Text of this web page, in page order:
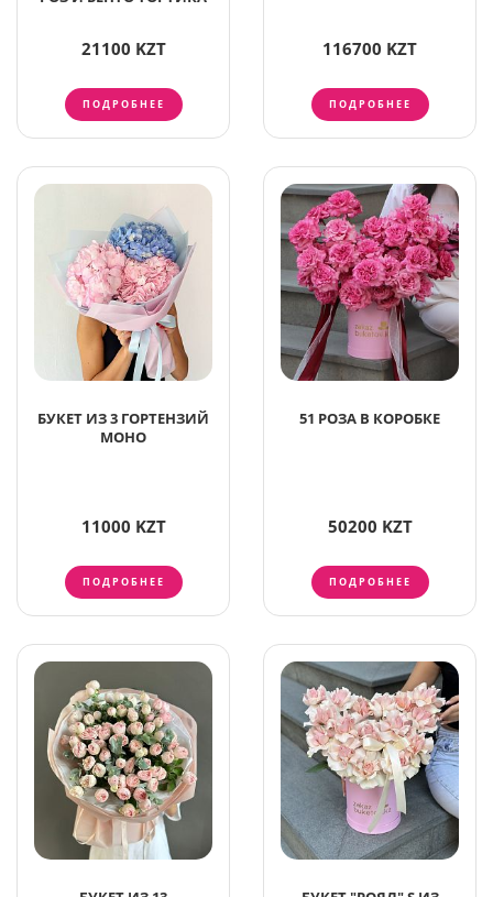
21100 KZT
ПОДРОБНЕЕ
116700 KZT
ПОДРОБНЕЕ
БУКЕТ ИЗ 3 ГОРТЕНЗИЙ
МОНО
11000 KZT
ПОДРОБНЕЕ
51 РОЗА В КОРОБКЕ
50200 KZT
ПОДРОБНЕЕ